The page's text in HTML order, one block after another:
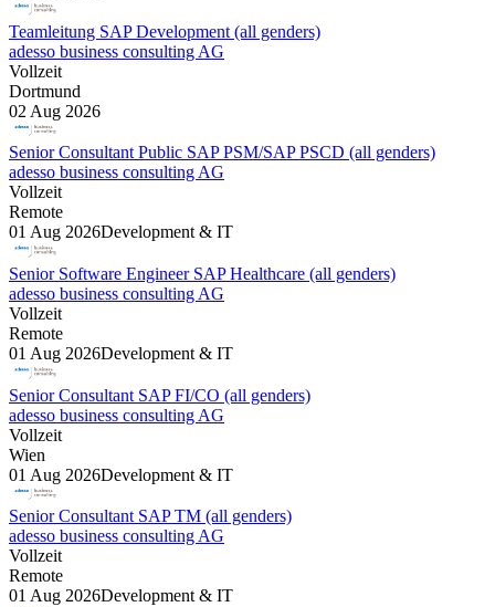
Teamleitung SAP Development (all genders)
adesso business consulting AG
Vollzeit
Dortmund
02 Aug 2026
Senior Consultant Public SAP PSM/SAP PSCD (all genders)
adesso business consulting AG
Vollzeit
Remote
01 Aug 2026Development & IT
Senior Software Engineer SAP Healthcare (all genders)
adesso business consulting AG
Vollzeit
Remote
01 Aug 2026Development & IT
Senior Consultant SAP FI/CO (all genders)
adesso business consulting AG
Vollzeit
Wien
01 Aug 2026Development & IT
Senior Consultant SAP TM (all genders)
adesso business consulting AG
Vollzeit
Remote
01 Aug 2026Development & IT